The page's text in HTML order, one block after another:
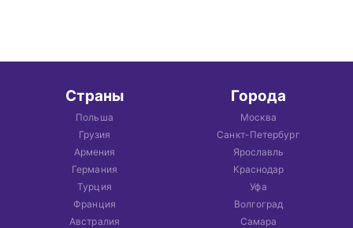
Страны
Польша
Грузия
Армения
Германия
Турция
Франция
Австралия
Города
Москва
Санкт-Петербург
Ярославль
Краснодар
Уфа
Волгоград
Самара